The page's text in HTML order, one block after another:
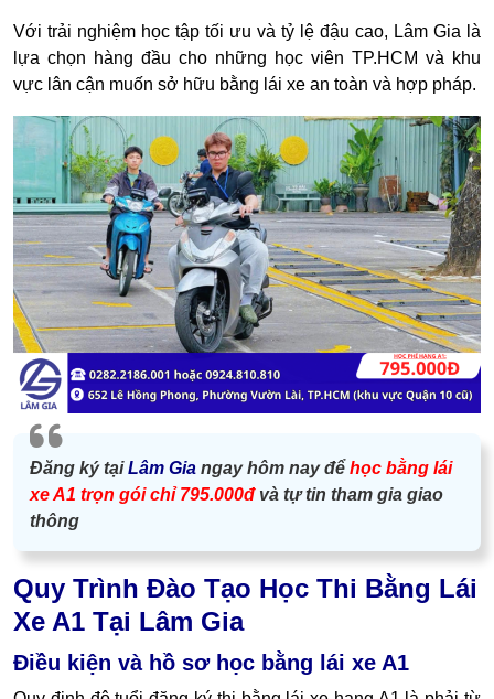
Với trải nghiệm học tập tối ưu và tỷ lệ đậu cao, Lâm Gia là
lựa chọn hàng đầu cho những học viên TP.HCM và khu
vực lân cận muốn sở hữu bằng lái xe an toàn và hợp pháp.
Đăng ký tạiLâm Gia ngay hôm nay để học bằng lái
xe A1 trọn gói chỉ 795.000đvà tự tin tham gia giao
thông
Quy Trình Đào Tạo Học Thi Bằng Lái
Xe A1 Tại Lâm Gia
Điều kiện và hồ sơ học bằng lái xe A1